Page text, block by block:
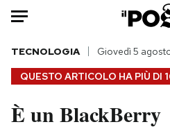
HOME
Italia
QUESTO ARTICOLO HA PIÙ DI
TECNOLOGIA Giovedì 5
È un BlackBerry